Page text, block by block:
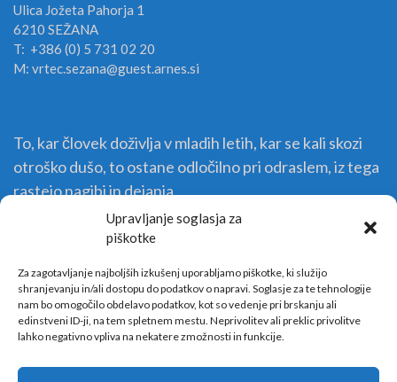
Upravljanje soglasja za
piškotke
Za zagotavljanje najboljših izkušenj uporabljamo piškotke, ki služijo
shranjevanju in/ali dostopu do podatkov o napravi. Soglasje za te tehnologije
nam bo omogočilo obdelavo podatkov, kot so vedenje pri brskanju ali
edinstveni ID-ji, na tem spletnem mestu. Neprivolitev ali preklic privolitve
lahko negativno vpliva na nekatere zmožnosti in funkcije.
Ulica Jožeta Pahorja 1
6210 SEŽANA
T: +386 (0) 5 731 02 20
M: vrtec.sezana@guest.arnes.si
To, kar človek doživlja v mladih letih, kar se kali skozi
otroško dušo, to ostane odločilno pri odraslem, iz tega
rastejo nagibi in dejanja.